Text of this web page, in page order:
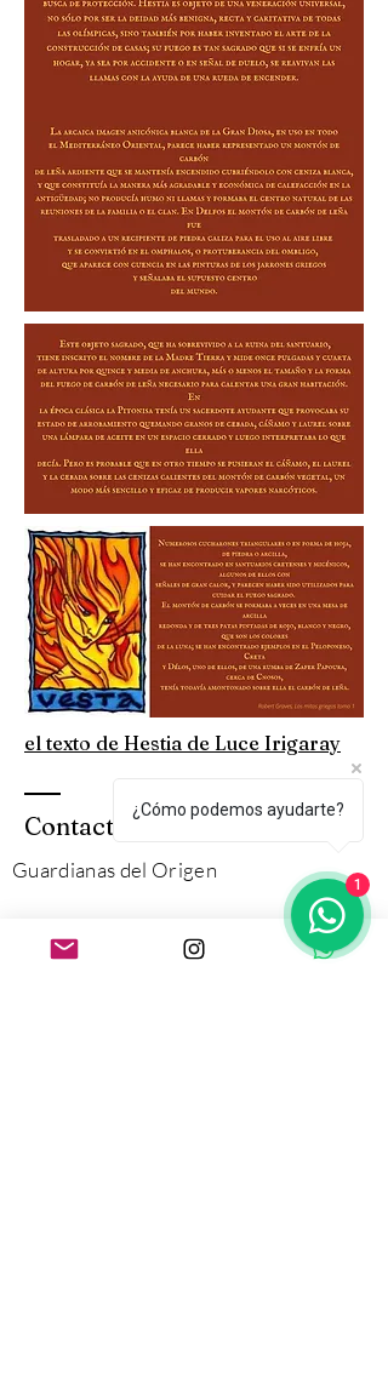
el texto de Hestia de Luce Irigaray
Contacto
Guardianas del Origen
guardianasdelorigen@gmail.com
¿Cómo podemos ayudarte?
1